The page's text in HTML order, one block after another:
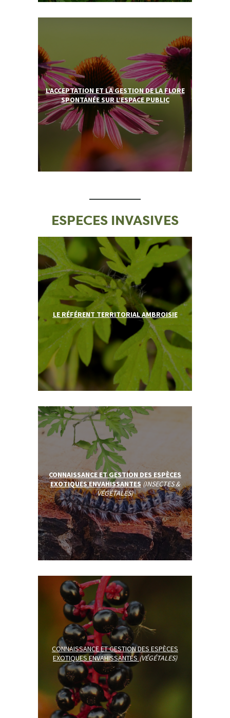
L’ACCEPTATION ET LA GESTION DE LA FLORE
SPONTANÉE SUR L’ESPACE PUBLIC
ESPECES INVASIVES
LE RÉFÉRENT TERRITORIAL AMBROISIE
CONNAISSANCE ET GESTION DES ESPÈCES
EXOTIQUES ENVAHISSANTES(INSECTES &
VÉGÉTALES)
CONNAISSANCE ET GESTION DES ESPÈCES
EXOTIQUES ENVAHISSANTES(VÉGÉTALES)